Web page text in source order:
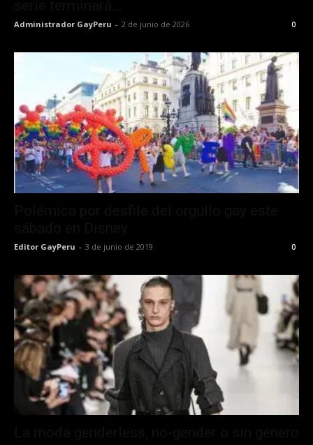
Administrador GayPeru - 2 de junio de 2026 0
Editor GayPeru - 3 de junio de 2019 0